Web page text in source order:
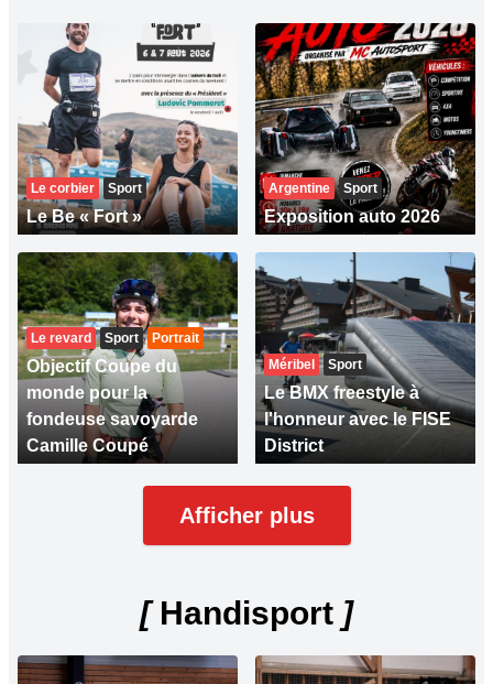
Le corbier Sport
Le Be « Fort »
Argentine Sport
Exposition auto 2026
Le revard Sport Portrait
Objectif Coupe du
monde pour la
fondeuse savoyarde
Camille Coupé
Méribel Sport
Le BMX freestyle à
l'honneur avec le FISE
District
Afficher plus
[Handisport ]